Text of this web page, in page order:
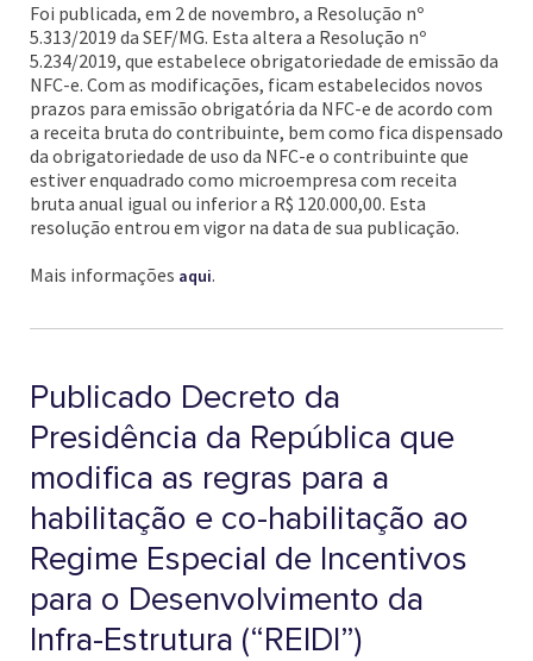
Foi publicada, em 2 de novembro, a Resolução nº
5.313/2019 da SEF/MG. Esta altera a Resolução nº
5.234/2019, que estabelece obrigatoriedade de emissão da
NFC-e. Com as modificações, ficam estabelecidos novos
prazos para emissão obrigatória da NFC-e de acordo com
a receita bruta do contribuinte, bem como fica dispensado
da obrigatoriedade de uso da NFC-e o contribuinte que
estiver enquadrado como microempresa com receita
bruta anual igual ou inferior a R$ 120.000,00. Esta
resolução entrou em vigor na data de sua publicação.
Mais informações aqui.
Publicado Decreto da
Presidência da República que
modifica as regras para a
habilitação e co-habilitação ao
Regime Especial de Incentivos
para o Desenvolvimento da
Infra-Estrutura (“REIDI”)